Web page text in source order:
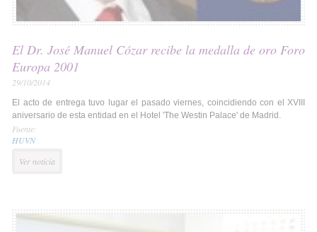
El Dr. José Manuel Cózar recibe la medalla de oro Foro
Europa 2001
29/10/2014
El acto de entrega tuvo lugar el pasado viernes, coincidiendo con el XVIII
aniversario de esta entidad en el Hotel 'The Westin Palace' de Madrid.
Fuente:
HUVN
Ver noticia